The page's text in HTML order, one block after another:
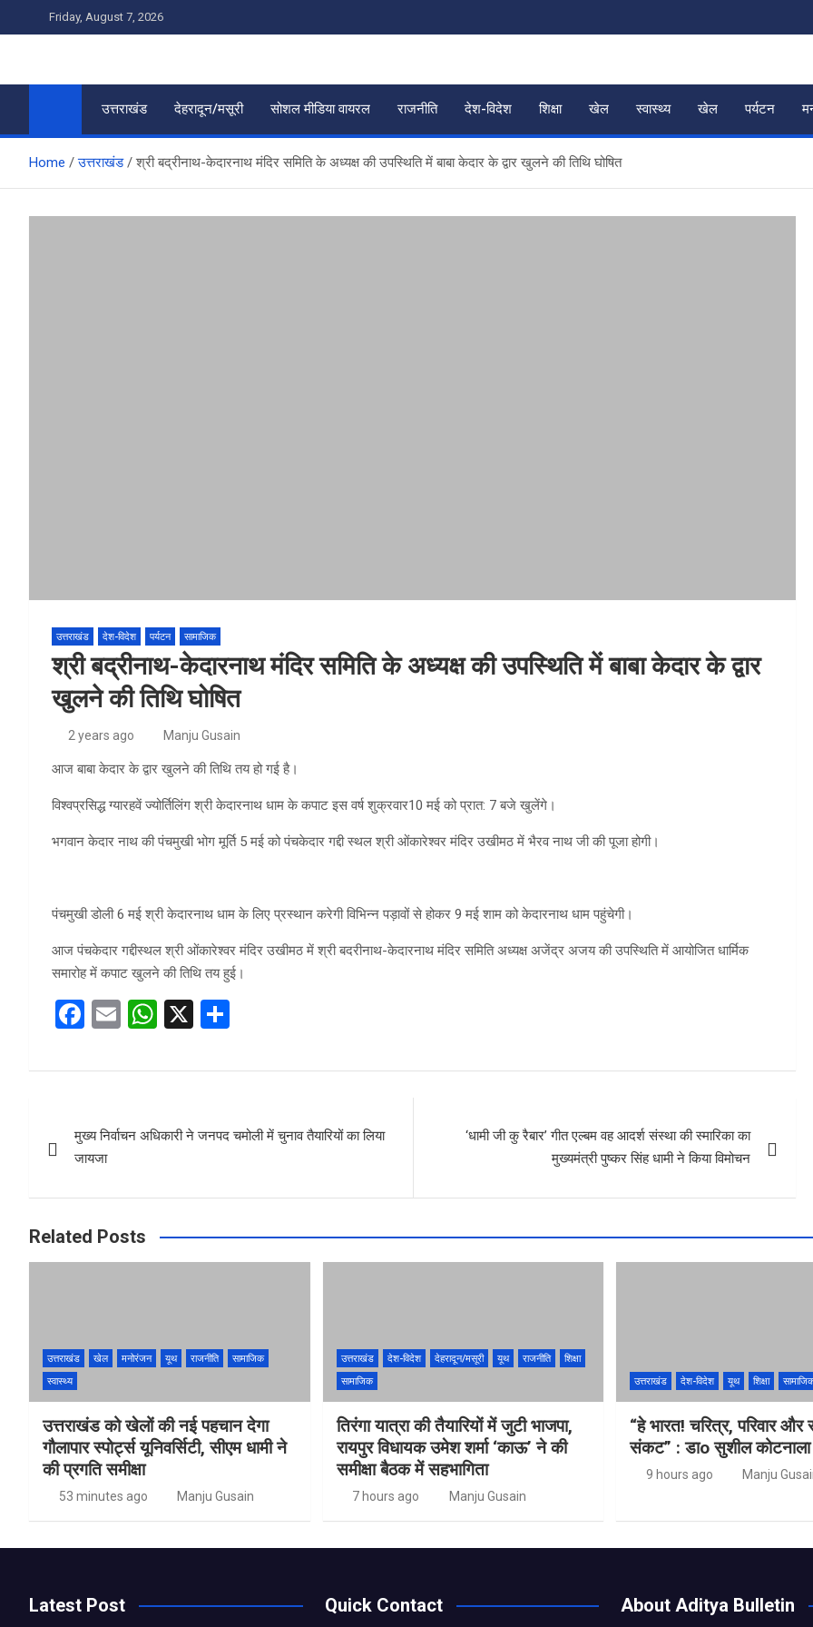
to
Friday, August 7, 2026
उत्तराखंड देहरादून/मसूरी सोशल मीडिया वायरल राजनीति देश-विदेश शिक्षा खेल स्वास्थ्य खेल पर्यटन
Home उत्तराखंड श्री बद्रीनाथ-केदारनाथ मंदिर समिति के अध्यक्ष की उपस्थिति में बाबा केदार के द्वार खुलने की तिथि घोषित
उत्तराखंड देश-विदेश पर्यटन सामाजिक
श्री बद्रीनाथ-केदारनाथ मंदिर समिति के अध्यक्ष की उपस्थिति में बाबा केदार के द्वार
खुलने की तिथि घोषित
2 years ago Manju Gusain
आज बाबा केदार के द्वार खुलने की तिथि तय हो गई है।
विश्वप्रसिद्ध ग्यारहवें ज्योर्तिलिंग श्री केदारनाथ धाम के कपाट इस वर्ष शुक्रवार10 मई को प्रात: 7 बजे खुलेंगे।
भगवान केदार नाथ की पंचमुखी भोग मूर्ति 5 मई को पंचकेदार गद्दी स्थल श्री ओंकारेश्वर मंदिर उखीमठ में भैरव नाथ जी की पूजा होगी।
पंचमुखी डोली 6 मई श्री केदारनाथ धाम के लिए प्रस्थान करेगी विभिन्न पड़ावों से होकर 9 मई शाम को केदारनाथ धाम पहुंचेगी।
आज पंचकेदार गद्दीस्थल श्री ओंकारेश्वर मंदिर उखीमठ में श्री बदरीनाथ-केदारनाथ मंदिर समिति अध्यक्ष अजेंद्र अजय की उपस्थिति में आयोजित धार्मिक
समारोह में कपाट खुलने की तिथि तय हुई।
F
ce
o
o
k
E
ail
W
at
A
p
X
ar
navigation
मुख्य निर्वाचन अधिकारी ने जनपद चमोली में चुनाव तैयारियों का लिया
जायजा
‘धामी जी कु रैबार’ गीत एल्बम वह आदर्श संस्था की स्मारिका का
मुख्यमंत्री पुष्कर सिंह धामी ने किया विमोचन
Related Posts
उत्तराखंड खेल मनोरंजन यूथ राजनीति
सामाजिक
स्वास्थ्य
उत्तराखंड को खेलों की नई पहचान देगा
गौलापार स्पोर्ट्स यूनिवर्सिटी, सीएम धामी ने
की प्रगति समीक्षा
53 minutes ago Manju Gusain
उत्तराखंड देश-विदेश देहरादून/मसूरी यूथ राजनीति
शिक्षा
सामाजिक
तिरंगा यात्रा की तैयारियों में जुटी भाजपा,
रायपुर विधायक उमेश शर्मा ‘काऊ’ ने की
समीक्षा बैठक में सहभागिता
7 hours ago Manju Gusain
उत्तराखंड देश-विदेश यूथ शिक्षा
“हे भारत! चरित्र, परिवार
संकट” : डाo सुशील कोटनाला
9 hours ago Manju
Latest Post Quick Contact About Aditya Bulletin